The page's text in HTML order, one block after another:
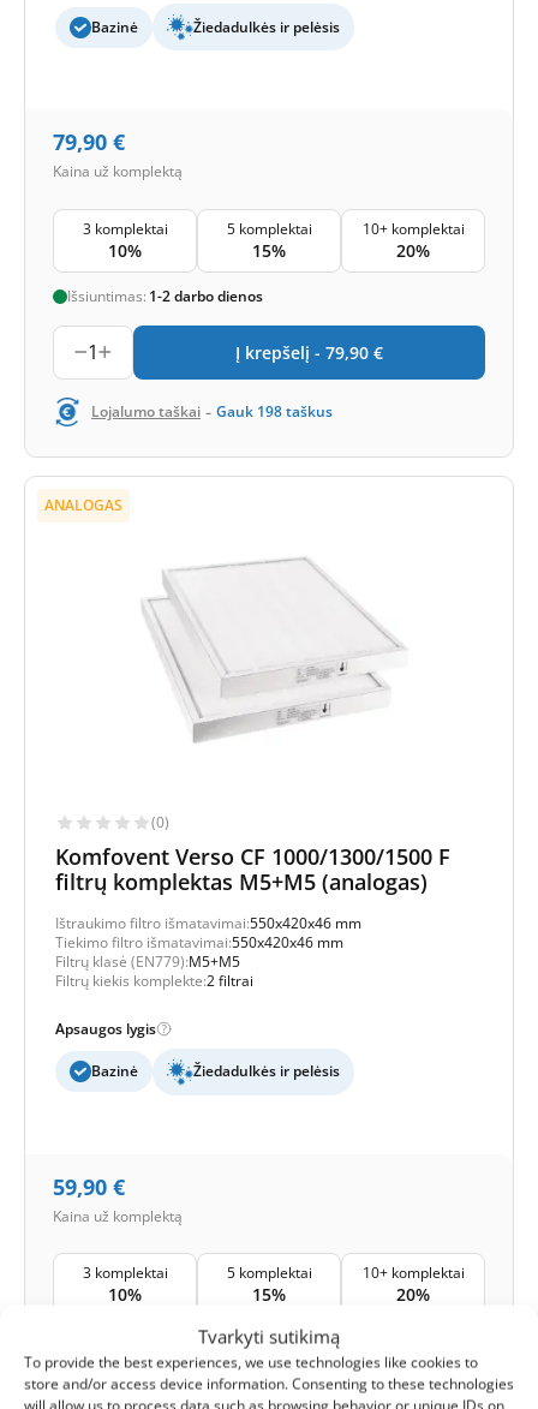
Tvarkyti sutikimą
To provide the best experiences, we use technologies like cookies to
store and/or access device information. Consenting to these technologies
Bazinė Žiedadulkės ir pelėsis
79,90 €
Kaina už komplektą
3 komplektai
10%
5 komplektai
15%
10+ komplektai
20%
Išsiuntimas: 1-2 darbo dienos
1 Į krepšelį - 79,90 €
Lojalumo taškai - Gauk 198taškus
ANALOGAS
(0)
Komfovent Verso CF 1000/1300/1500 F
filtrų komplektas M5+M5 (analogas)
Ištraukimo filtro išmatavimai:550x420x46 mm
Tiekimo filtro išmatavimai:550x420x46 mm
Filtrų klasė (EN779):M5+M5
Filtrų kiekis komplekte:2 filtrai
Apsaugos lygis
Bazinė Žiedadulkės ir pelėsis
59,90 €
Kaina už komplektą
3 komplektai
10%
5 komplektai
15%
10+ komplektai
20%
1-2 darbo dienos
1 Į krepšelį -59,90 €